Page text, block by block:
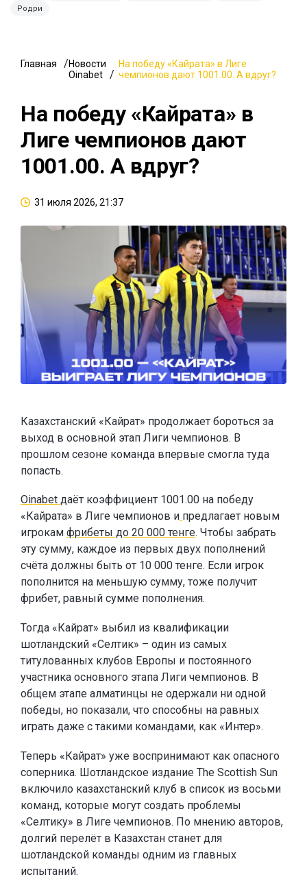
Родри
Главная
Новости
Oinabet
На победу «Кайрата» в Лиге
чемпионов дают 1001.00. А вдруг?
На победу «Кайрата» в
Лиге чемпионов дают
1001.00. А вдруг?
31 июля 2026, 21:37
Казахстанский «Кайрат» продолжает бороться за
выход в основной этап Лиги чемпионов. В
прошлом сезоне команда впервые смогла туда
попасть.
Oinabet даёт коэффициент 1001.00 на победу
«Кайрата» в Лиге чемпионов и предлагает новым
игрокам фрибеты до 20 000 тенге. Чтобы забрать
эту сумму, каждое из первых двух пополнений
счёта должны быть от 10 000 тенге. Если игрок
пополнится на меньшую сумму, тоже получит
фрибет, равный сумме пополнения.
Тогда «Кайрат» выбил из квалификации
шотландский «Селтик» – один из самых
титулованных клубов Европы и постоянного
участника основного этапа Лиги чемпионов. В
общем этапе алматинцы не одержали ни одной
победы, но показали, что способны на равных
играть даже с такими командами, как «Интер».
Теперь «Кайрат» уже воспринимают как опасного
соперника. Шотландское издание The Scottish Sun
включило казахстанский клуб в список из восьми
команд, которые могут создать проблемы
«Селтику» в Лиге чемпионов. По мнению авторов,
долгий перелёт в Казахстан станет для
шотландской команды одним из главных
испытаний.